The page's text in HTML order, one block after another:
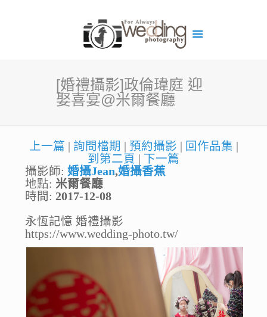
[婚禮攝影]政倫瑋庭 迎
娶喜宴@米爾餐廳
上一篇 詢問檔期 預約攝影 回作品集
到第二頁
下一篇
攝影師: 婚攝Jean,婚攝香蕉
地點: 米爾餐廳
時間: 2017-12-08
永恆記憶 婚禮攝影
https://www.wedding-photo.tw/